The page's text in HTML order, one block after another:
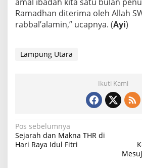
Ramadhan diterima oleh Allah
rabbal’alamin,” ucapnya. (Ayi)
Lampung Utara
Ikuti Kami
N
a
Pos sebelumnya
Sejarah dan Makna THR di
Hari Raya Idul Fitri